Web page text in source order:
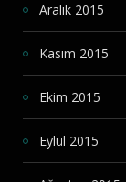
Aralık 2015
Kasım 2015
Ekim 2015
Eylül 2015